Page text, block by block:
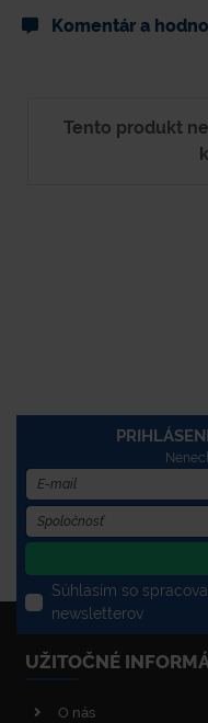
Komentár a
Tento produkt
Súhlasím so
newsletterov
UŽITOČNÉ
O nás